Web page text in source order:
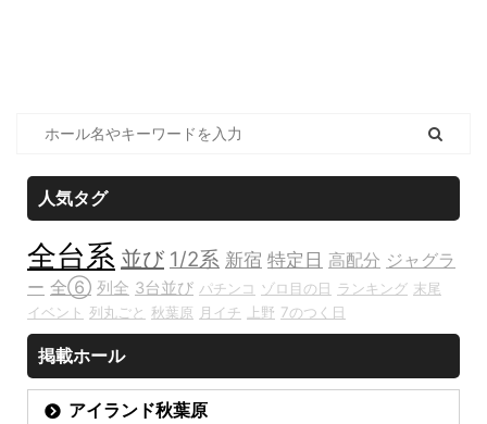
人気タグ
全台系 並び 1/2系 新宿 特定日 高配分 ジャグラ
ー 全⑥ 列全 3台並び パチンコ ゾロ目の日 ランキング 末尾
イベント 列丸ごと 秋葉原 月イチ 上野 7のつく日
掲載ホール
アイランド秋葉原